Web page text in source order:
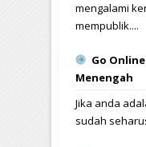
mengalami
mempublik....
Go
Menengah
Jika anda
sudah